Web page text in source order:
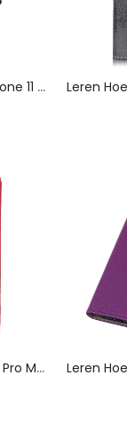
Leren Hoesje Voor IPhone 11 Pro Max Rood Zwart Knoop Imitatieleer
Folio-Hoesje IPhone 11 Pro Max Rood Zwart Telefoonhoesje Vintage Klinknagelversie